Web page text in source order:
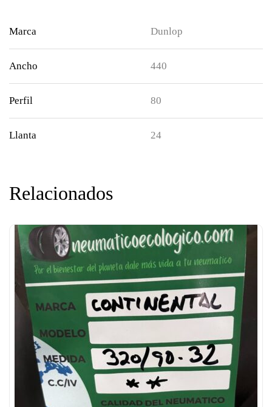
Marca Dunlop
Ancho 440
Perfil 80
Llanta 24
Relacionados